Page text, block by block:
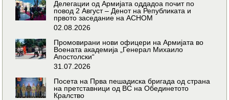
Делегации од Армијата оддадоа почит по
повод 2 Август – Денот на Републиката и
првото заседание на АСНОМ
02.08.2026
Промовирани нови офицери на Армијата во
Воената академија „Генерал Михаило
Апостолски“
31.07.2026
Посета на Прва пешадиска бригада од страна
на претставници од ВС на Обединетото
Кралство